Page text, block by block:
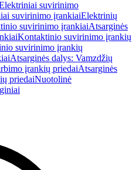
suvirinimo
suvirinimo įrankiaiElektrinių
suvirinimo įrankiaiAtsarginės
Kontaktinio suvirinimo įrankių
suvirinimo įrankių
Atsarginės dalys: Vamzdžių
įrankių priedaiAtsarginės
priedaiNuotolinė